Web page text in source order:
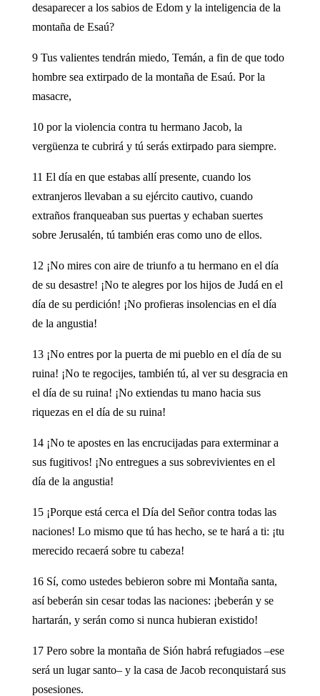
desaparecer a los sabios de Edom y la inteligencia de la
montaña de Esaú?
9 Tus valientes tendrán miedo, Temán, a fin de que todo
hombre sea extirpado de la montaña de Esaú. Por la
masacre,
10 por la violencia contra tu hermano Jacob, la
vergüenza te cubrirá y tú serás extirpado para siempre.
11 El día en que estabas allí presente, cuando los
extranjeros llevaban a su ejército cautivo, cuando
extraños franqueaban sus puertas y echaban suertes
sobre Jerusalén, tú también eras como uno de ellos.
12 ¡No mires con aire de triunfo a tu hermano en el día
de su desastre! ¡No te alegres por los hijos de Judá en el
día de su perdición! ¡No profieras insolencias en el día
de la angustia!
13 ¡No entres por la puerta de mi pueblo en el día de su
ruina! ¡No te regocijes, también tú, al ver su desgracia en
el día de su ruina! ¡No extiendas tu mano hacia sus
riquezas en el día de su ruina!
14 ¡No te apostes en las encrucijadas para exterminar a
sus fugitivos! ¡No entregues a sus sobrevivientes en el
día de la angustia!
15 ¡Porque está cerca el Día del Señor contra todas las
naciones! Lo mismo que tú has hecho, se te hará a ti: ¡tu
merecido recaerá sobre tu cabeza!
16 Sí, como ustedes bebieron sobre mi Montaña santa,
así beberán sin cesar todas las naciones: ¡beberán y se
hartarán, y serán como si nunca hubieran existido!
17 Pero sobre la montaña de Sión habrá refugiados –ese
será un lugar santo– y la casa de Jacob reconquistará sus
posesiones.